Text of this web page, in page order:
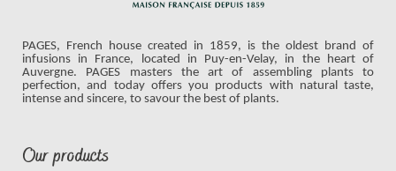
PAGES, French house created in 1859, is the oldest brand of
infusions in France, located in Puy-en-Velay, in the heart of
Auvergne. PAGES masters the art of assembling plants to
perfection, and today offers you products with natural taste,
intense and sincere, to savour the best of plants.
Our products